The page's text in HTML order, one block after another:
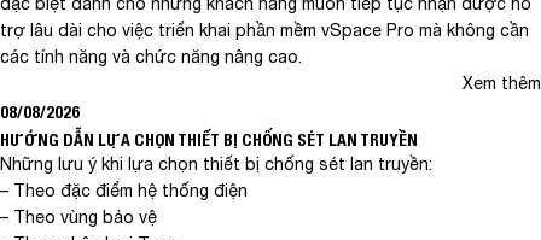
trợ lâu dài cho việc triển khai phần mềm vSpace Pro mà không cần
các tính năng và chức năng nâng cao.
Xem thêm
08/08/2026
HƯỚNG DẪN LỰA CHỌN THIẾT BỊ CHỐNG SÉT LAN TRUYỀN
Những lưu ý khi lựa chọn thiết bị chống sét lan truyền:
– Theo đặc điểm hệ thống điện
– Theo vùng bảo vệ